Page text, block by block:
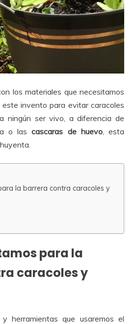
los materiales que necesitamos
este invento para evitar caracoles
ningún ser vivo, a diferencia de
o lascascaras de huevo, esta
la barrera contra caracoles y
para la
caracoles y
herramientas que usaremos el